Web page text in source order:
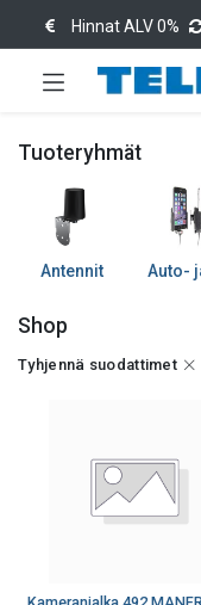
Hinnat ALV 0%
Tuoteryhmät
Antennit
Shop
Tyhjennä suodattimet